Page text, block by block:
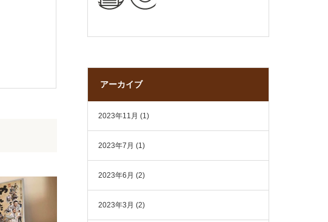
アーカイブ
2023年11月 (1)
2023年7月 (1)
2023年6月 (2)
2023年3月 (2)